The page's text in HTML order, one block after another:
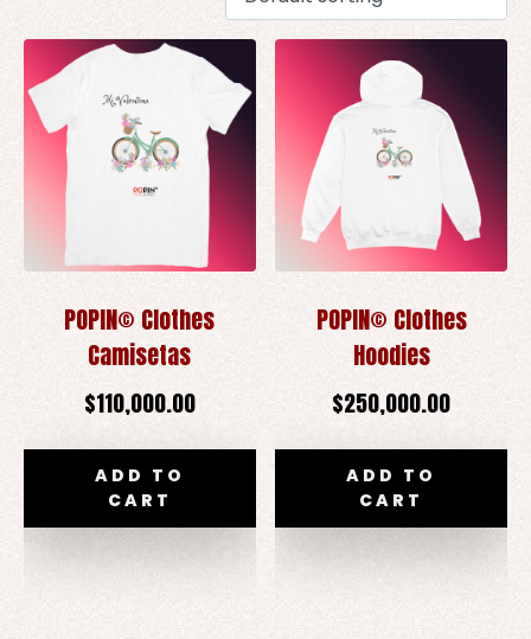
POPIN© Clothes
Camisetas
$110,000.00
ADD TO
CART
POPIN© Clothes
Hoodies
$250,000.00
ADD TO
CART